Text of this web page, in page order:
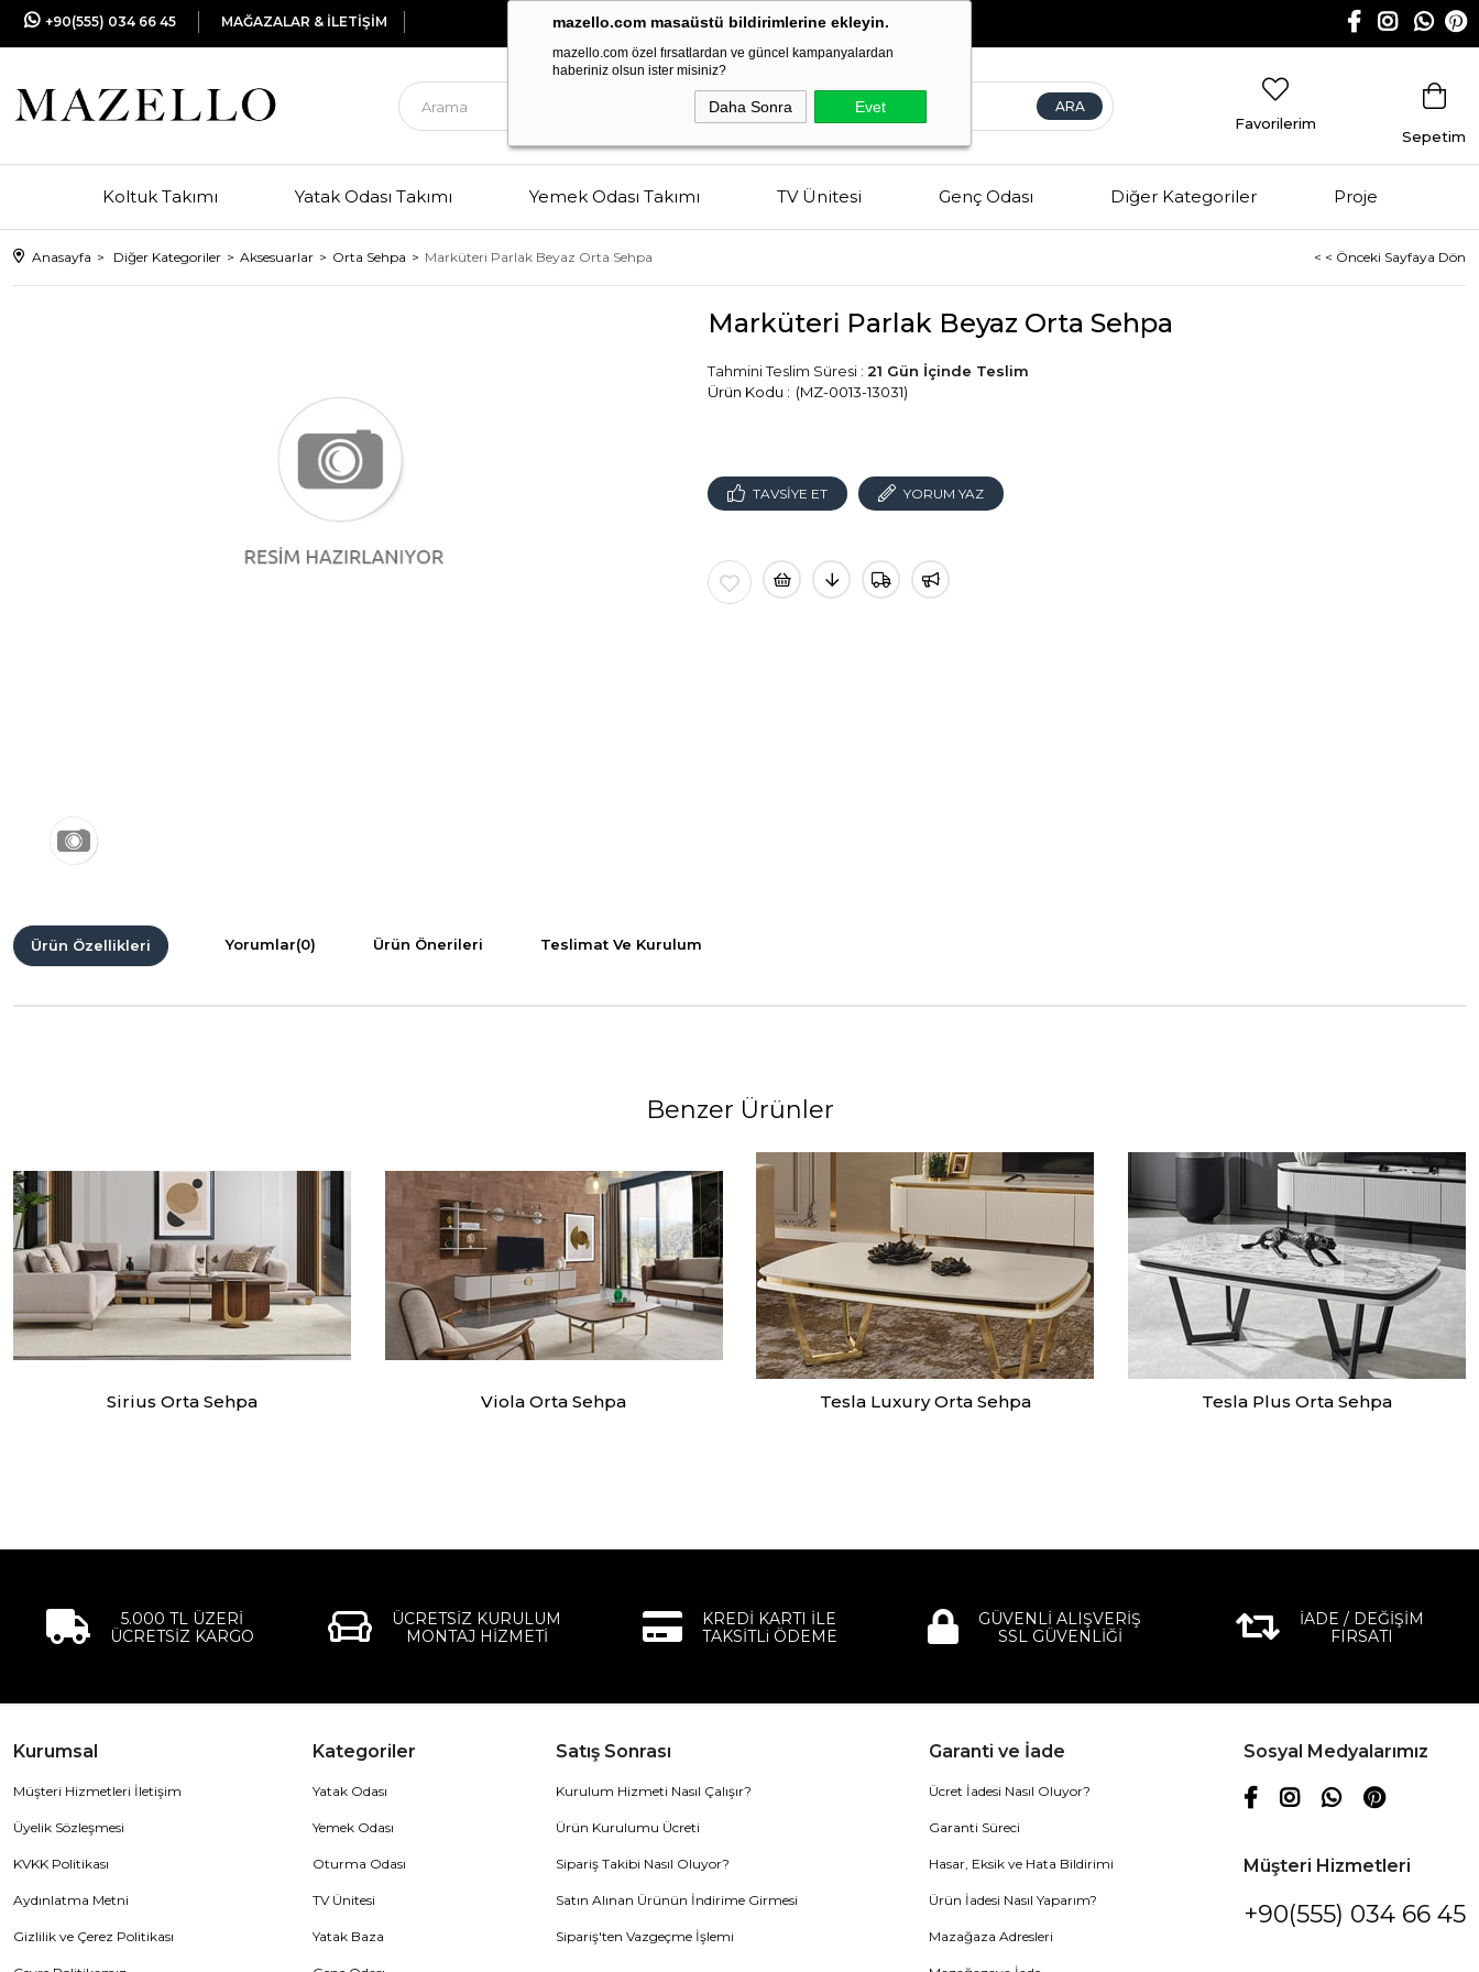
mazello.com masaüstü bildirimlerine ekleyin.
mazello.com özel fırsatlardan ve güncel kampanyalardan
haberiniz olsun ister misiniz?
Daha Sonra Evet
+90(555) 034 66 45 MAĞAZALAR & İLETİŞİM EstetikveKaliteninBuluşma Noktası
Sepetim
Favorilerim
Koltuk Takımı Yatak Odası Takımı Yemek Odası Takımı TV Ünitesi Genç Odası Diğer Kategoriler Proje
Anasayfa Diğer Kategoriler Aksesuarlar Orta Sehpa Marküteri Parlak Beyaz Orta Sehpa < < Önceki Sayfaya Dön
Marküteri Parlak Beyaz Orta Sehpa
Tahmini Teslim Süresi : 21 Gün İçinde Teslim
(MZ-0013-13031)
TAVSIYE ET YORUM YAZ
Ürün Özellikleri Yorumlar(0) Ürün Önerileri Teslimat Ve Kurulum
Benzer Ürünler
Sirius Orta Sehpa Viola Orta Sehpa Tesla Luxury Orta Sehpa Tesla Plus Orta Sehpa
5.000 TL ÜZERİ
ÜCRETSİZ KARGO
ÜCRETSİZ KURULUM
MONTAJ HİZMETİ
KREDİ KARTI İLE
TAKSİTLi ÖDEME
GÜVENLİ ALIŞVERİŞ
SSL GÜVENLİĞİ
İADE / DEĞİŞİM
FIRSATI
Kurumsal
Müşteri Hizmetleri İletişim
Üyelik Sözleşmesi
KVKK Politikası
Aydınlatma Metni
Gizlilik ve Çerez Politikası
Kategoriler
Yatak Odası
Yemek Odası
Oturma Odası
TV Ünitesi
Yatak Baza
Satış Sonrası
Kurulum Hizmeti Nasıl Çalışır?
Ürün Kurulumu Ücreti
Sipariş Takibi Nasıl Oluyor?
Satın Alınan Ürünün İndirime Girmesi
Sipariş'ten Vazgeçme İşlemi
Garanti ve İade
Ücret İadesi Nasıl Oluyor?
Garanti Süreci
Hasar, Eksik ve Hata Bildirimi
Ürün İadesi Nasıl Yaparım?
Mazağaza Adresleri
Sosyal Medyalarımız
Müşteri Hizmetleri
+90(555) 034 66 45